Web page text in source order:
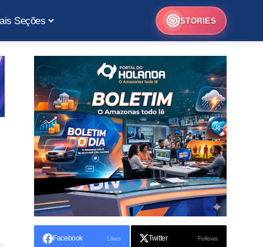
Seções STORIES
Facebook Likes Twitter Follows